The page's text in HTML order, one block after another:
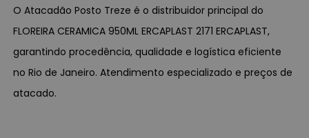
O Atacadão Posto Treze é o distribuidor principal do
FLOREIRA CERAMICA 950ML ERCAPLAST 2171 ERCAPLAST,
garantindo procedência, qualidade e logística eficiente
no Rio de Janeiro. Atendimento especializado e preços de
atacado.